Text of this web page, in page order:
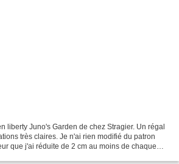
liberty Juno's Garden de chez Stragier. Un régal
très claires. Je n'ai rien modifié du patron
que j'ai réduite de 2 cm au moins de chaque